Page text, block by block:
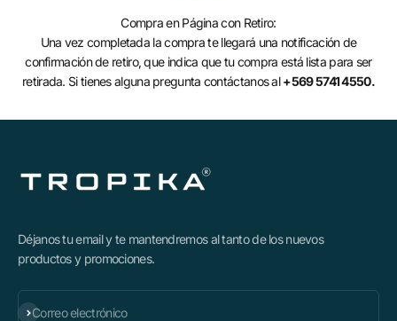
Compra en Página con Retiro:
Una vez completada la compra te llegará una notificación de
confirmación de retiro, que indica que tu compra está lista para ser
retirada. Si tienes alguna pregunta contáctanos al+569 5741 4550.
Déjanos tu email y te mantendremos al tanto de los nuevos
productos y promociones.
Correo electrónico
Suscribirse